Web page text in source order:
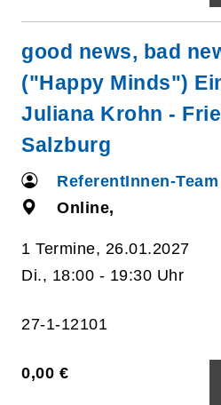
good news, bad
("Happy Minds")
Juliana Krohn -
Salzburg
ReferentInnen-Team
Online,
1 Termine, 26.01.2027
Di., 18:00 - 19:30 Uhr
27-1-12101
0,00 €